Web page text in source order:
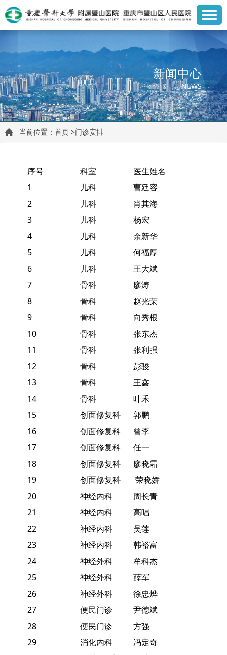
新闻中心
NEWS
当前位置： 首页 >门诊安排
序号 科室
医生姓名
1
儿科
曹廷容
2
儿科
肖其海
3
儿科
杨宏
4
儿科
余新华
5
儿科
何福厚
6
儿科
王大斌
7
骨科
廖涛
8
骨科
赵光荣
9
骨科
向秀根
10
骨科
张东杰
11
骨科
张利强
12
骨科
彭骏
13
骨科
王鑫
14
骨科
叶禾
15
创面修复科
郭鹏
16
创面修复科
曾李
17
创面修复科
任一
18
创面修复科
廖晓霜
19
创面修复科
荣晓娇
20
神经内科
周长青
21
神经内科
高唱
22
神经内科
吴莲
23
神经内科
韩裕富
24
神经外科
牟科杰
25
神经外科
薛军
26
神经外科
徐忠烨
27
便民门诊
尹德斌
28
便民门诊
方强
29
消化内科
冯定奇